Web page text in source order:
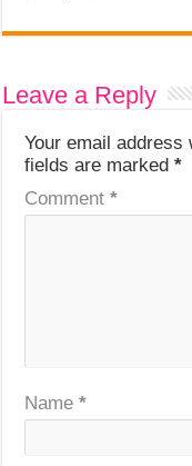
Leave a Reply
Your email address
fields are marked*
Comment*
Name*